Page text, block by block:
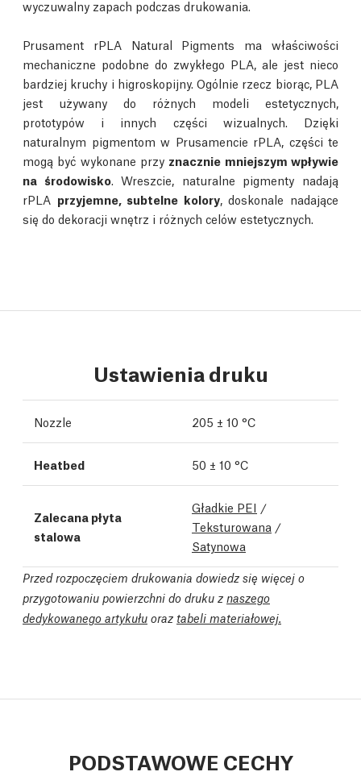
wyczuwalny zapach podczas drukowania.
Prusament rPLA Natural Pigments ma właściwości
mechaniczne podobne do zwykłego PLA, ale jest nieco
bardziej kruchy i higroskopijny. Ogólnie rzecz biorąc, PLA
jest używany do różnych modeli estetycznych,
prototypów i innych części wizualnych. Dzięki
naturalnym pigmentom w Prusamencie rPLA, części te
mogą być wykonane przy znacznie mniejszym wpływie
na środowisko. Wreszcie, naturalne pigmenty nadają
rPLA przyjemne, subtelne kolory, doskonale nadające
się do dekoracji wnętrz i różnych celów estetycznych.
Ustawienia druku
Nozzle 205 ± 10 °C
Heatbed 50 ± 10 °C
Zalecana płyta
stalowa
Gładkie PEI /
Teksturowana /
Satynowa
Przed rozpoczęciem drukowania dowiedz się więcej o
przygotowaniu powierzchni do druku z naszego
dedykowanego artykułu oraz tabeli materiałowej.
PODSTAWOWE CECHY